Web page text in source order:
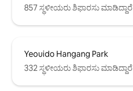
857 ಸ್ಥಳೀಯರು ಶಿಫಾರಸು ಮಾಡಿದ್ದಾರೆ
Yeouido Hangang Park
332 ಸ್ಥಳೀಯರು ಶಿಫಾರಸು ಮಾಡಿದ್ದಾರೆ